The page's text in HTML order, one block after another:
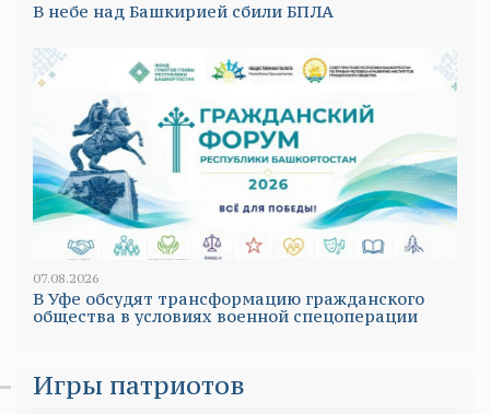
В небе над Башкирией сбили БПЛА
07.08.2026
В Уфе обсудят трансформацию гражданского
общества в условиях военной спецоперации
Игры патриотов